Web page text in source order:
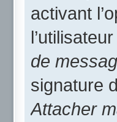
activant
de
signature
Attacher